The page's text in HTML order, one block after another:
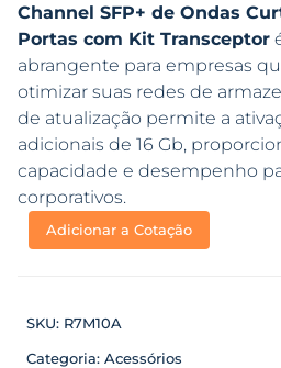
Channel SFP+ de Ondas
Portas com Kit Transceptor
abrangente para empresas
otimizar suas redes de
de atualização permite a
adicionais de 16 Gb,
capacidade e desempenho
corporativos.
Adicionar a Cotação
SKU: R7M10A
Categoria: Acessórios